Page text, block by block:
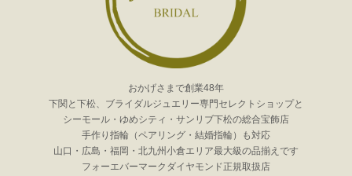
おかげさまで創業48年
下関と下松、ブライダルジュエリー専門セレクトショップと
シーモール・ゆめシティ・サンリブ下松の総合宝飾店
手作り指輪（ペアリング・結婚指輪）も対応
山口・広島・福岡・北九州小倉エリア最大級の品揃えです
フォーエバーマークダイヤモンド正規取扱店